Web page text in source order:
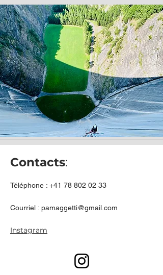
Contacts:
Téléphone : +41 78 802 02 33
Courriel : pamaggetti@gmail.com
Instagram